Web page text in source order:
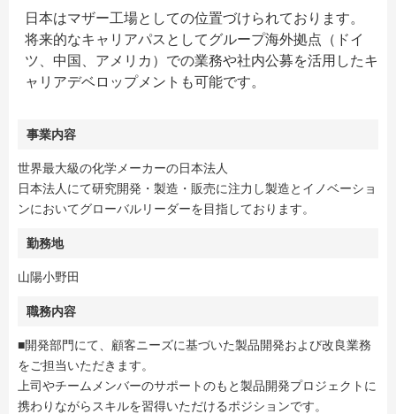
日本はマザー工場としての位置づけられております。
将来的なキャリアパスとしてグループ海外拠点（ドイ
ツ、中国、アメリカ）での業務や社内公募を活用したキ
ャリアデベロップメントも可能です。
事業内容
世界最大級の化学メーカーの日本法人
日本法人にて研究開発・製造・販売に注力し製造とイノベーショ
ンにおいてグローバルリーダーを目指しております。
勤務地
山陽小野田
職務内容
■開発部門にて、顧客ニーズに基づいた製品開発および改良業務
をご担当いただきます。
上司やチームメンバーのサポートのもと製品開発プロジェクトに
携わりながらスキルを習得いただけるポジションです。